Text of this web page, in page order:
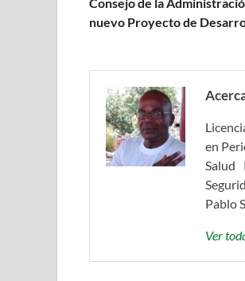
Consejo de la
nuevo Proyecto de
en
Salud
Pablo
Ver